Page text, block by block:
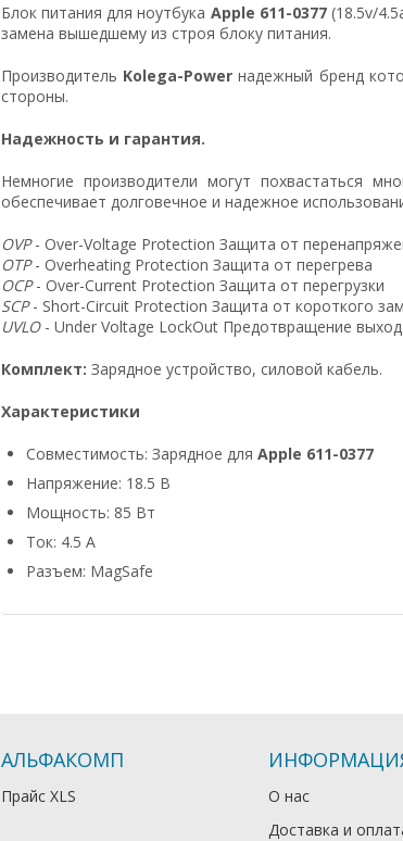
Блок питания для ноутбука Apple 611-0377(18.5v/
замена вышедшему из строя блоку питания.
Производитель Kolega-Powerнадежный бренд
стороны.
Надежность и гарантия.
Немногие производители могут похвастаться
обеспечивает долговечное и надежное
OVP- Over-Voltage Protection Защита от
OTP- Overheating Protection Защита от перегрева
OCP- Over-Current Protection Защита от перегрузки
SCP- Short-Circuit Protection Защита от короткого
UVLO- Under Voltage LockOut Предотвращение
Комплект: Зарядное устройство, силовой кабель.
Характеристики
Совместимость: Зарядное для Apple 611-0377
Напряжение: 18.5 В
Мощность: 85 Вт
Ток: 4.5 А
Разъем: MagSafe
АЛЬФАКОМП
Прайс XLS
О нас
Доставка и